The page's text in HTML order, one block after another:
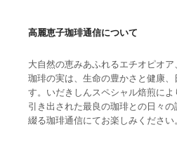
高麗恵子珈琲通信について
大自然の恵みあふれるエチオピオ
珈琲の実は、生命の豊かさと健康
す。いだきしんスペシャル焙煎に
引き出された最良の珈琲との日々
綴る珈琲通信にてお楽しみください